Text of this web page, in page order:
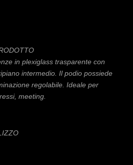
in plexiglass trasparente con
intermedio. Il podio possiede
regolabile. Ideale per
meeting.